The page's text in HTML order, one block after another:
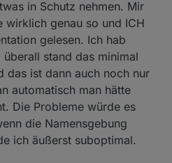
in Schutz nehmen. Mir
wirklich genau so und ICH
gelesen. Ich hab
stand das minimal
das ist dann auch noch nur
automatisch man hätte
Die Probleme würde es
die Namensgebung
ich äußerst suboptimal.